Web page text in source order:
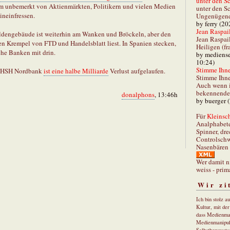
unbemerkt von Aktienmärkten, Politikern und vielen Medien
ist weiterhin am Wanken und Bröckeln, aber den
Krempel von FTD und Handelsblatt liest. In Spanien stecken,
Banken mit drin.
Nordbankist eine halbe MilliardeVerlust aufgelaufen.
donalphons, 13:46h
unter den
by ferry
Jean
Jean
Heiligen
by
10:24)
Stimme
Stimme
Auch wenn
by buerger
Für
Spinner,
Wer damit
weiss -
Wir
Ich bin stolz
Kultur, mit der
dass